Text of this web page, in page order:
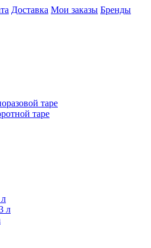
Доставка Мои заказы Бренды
таре
таре
л